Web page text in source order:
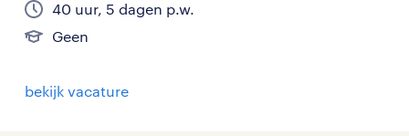
40 uur, 5 dagen p.w.
Geen
bekijk vacature